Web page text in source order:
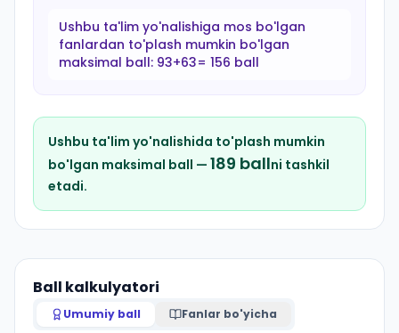
Ushbu ta'lim yo'nalishiga mos bo'lgan
fanlardan to'plash mumkin bo'lgan
maksimal ball: 93+63= 156 ball
Ushbu ta'lim yo'nalishida to'plash mumkin
bo'lgan maksimal ball — 189 ballni tashkil
etadi.
Ball kalkulyatori
Umumiy ball Fanlar bo'yicha